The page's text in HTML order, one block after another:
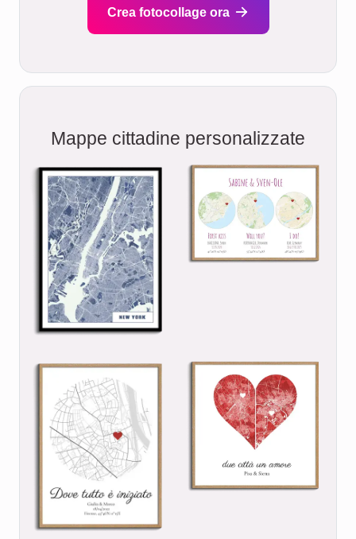
Crea fotocollage ora
Mappe cittadine personalizzate